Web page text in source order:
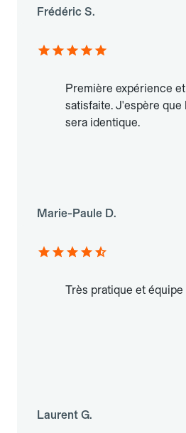
Frédéric S.
Première expérience
satisfaite. J'espère que
sera identique.
Marie-Paule D.
Très pratique et
Laurent G.